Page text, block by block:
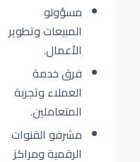
مسؤولو
المبيعات وتطوير
الأعمال.
فرق خدمة
العملاء وتجربة
المتعاملين.
مشرفو القنوات
الرقمية ومراكز